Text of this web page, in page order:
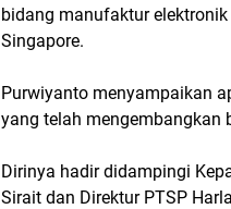
bidang manufaktur
Singapore.
Purwiyanto menyampaikan
yang telah mengembangkan
Dirinya hadir didampingi
Sirait dan Direktur PTSP